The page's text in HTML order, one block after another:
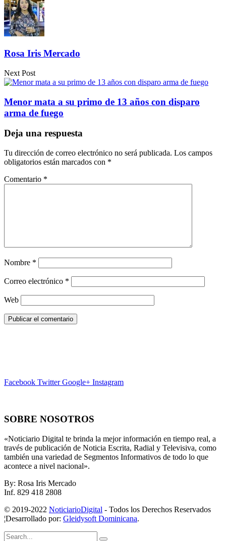
Rosa Iris Mercado
Next Post
Menor mata a su primo de 13 años con disparo
arma de fuego
Deja una respuesta
Tu dirección de correo electrónico no será publicada. Los campos
obligatorios están marcados con *
Comentario *
Nombre *
Correo electrónico *
Web
Facebook Twitter Google+ Instagram
SOBRE NOSOTROS
«Noticiario Digital te brinda la mejor información en tiempo real, a
través de publicación de Noticia Escrita, Radial y Televisiva, como
también una variedad de Segmentos Informativos de todo lo que
acontece a nivel nacional».
By: Rosa Iris Mercado
Inf. 829 418 2808
© 2019-2022 NoticiarioDigital - Todos los Derechos Reservados
¦Desarrollado por: Gleidysoft Dominicana.